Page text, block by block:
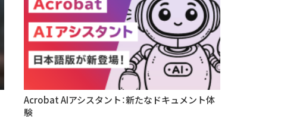
Acrobat AIアシスタント：新たなドキュメント体
験